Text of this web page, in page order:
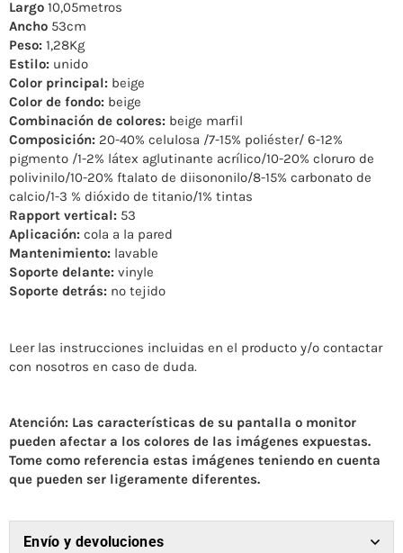
Largo 10,05metros
Ancho 53cm
Peso: 1,28Kg
Estilo: unido
Color principal: beige
Color de fondo: beige
Combinación de colores: beige marfil
Composición: 20-40% celulosa /7-15% poliéster/ 6-12%
pigmento /1-2% látex aglutinante acrílico/10-20% cloruro de
polivinilo/10-20% ftalato de diisononilo/8-15% carbonato de
calcio/1-3 % dióxido de titanio/1% tintas
Rapport vertical: 53
Aplicación: cola a la pared
Mantenimiento: lavable
Soporte delante: vinyle
Soporte detrás: no tejido
Leer las instrucciones incluidas en el producto y/o contactar
con nosotros en caso de duda.
Atención: Las características de su pantalla o monitor
pueden afectar a los colores de las imágenes expuestas.
Tome como referencia estas imágenes teniendo en cuenta
que pueden ser ligeramente diferentes.
Envío y devoluciones